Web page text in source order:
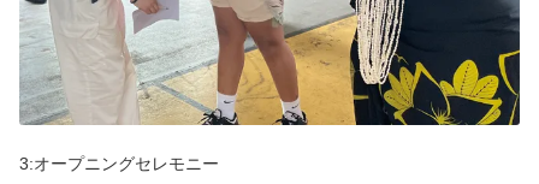
グアムで英語体験
グアムおすすめお土産
3:オープニングセレモニー